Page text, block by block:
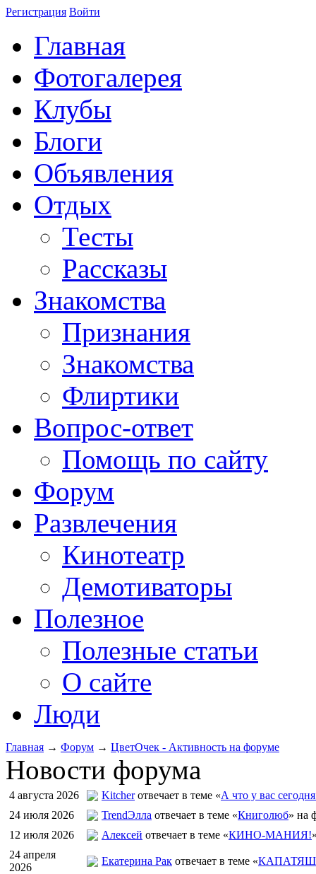
Регистрация Войти
Главная
Фотогалерея
Клубы
Блоги
Объявления
Отдых
Тесты
Рассказы
Знакомства
Признания
Знакомства
Флиртики
Вопрос-ответ
Помощь по сайту
Форум
Развлечения
Кинотеатр
Демотиваторы
Полезное
Полезные статьи
О сайте
Люди
Главная → Форум → ЦветOчек - Активность на форуме
Новости форума
4 августа 2026 Kitcherотвечает в теме «А что у вас
24 июля 2026
TrendЭлла отвечает в теме «Книголюб» на
12 июля 2026
Алексей отвечает в теме «КИНО-МАНИЯ!
24 апреля
2026
Екатерина Рак отвечает в теме «